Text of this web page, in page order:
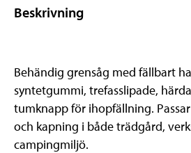
Beskrivning
Behändig grensåg med fällbart
syntetgummi, trefasslipade,
tumknapp för ihopfällning.
och kapning i både trädgård,
campingmiljö.